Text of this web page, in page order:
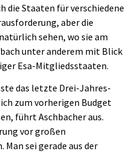
die Staaten für verschiedene
aber die
sehen, wo sie am
unter anderem mit Blick
Esa-Mitgliedsstaaten.
das letzte Drei-Jahres-
zum vorherigen Budget
führt Aschbacher aus.
vor großen
sei gerade aus der